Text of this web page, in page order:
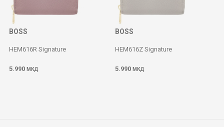
BOSS
HEM616R Signature
5.990 МКД
BOSS
HEM616Z Signature
5.990 МКД